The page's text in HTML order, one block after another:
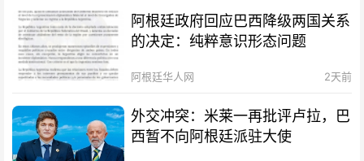
阿根廷政府回应巴西降级两国关系
的决定：纯粹意识形态问题
阿根廷华人网 2天前
外交冲突：米莱一再批评卢拉，巴
西暂不向阿根廷派驻大使